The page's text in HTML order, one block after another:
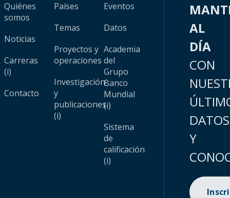
Quiénes
somos
Noticias
Carreras
(i)
Contacto
Países
Temas
Proyectos y
operaciones
Investigación
y
publicaciones
(i)
Eventos
Datos
Academia
del
Grupo
Banco
Mundial
(i)
Sistema
de
calificación
(i)
AL
DÍA
CON
DATOS
Y